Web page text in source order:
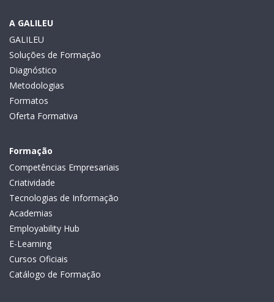
A GALILEU
GALILEU
Soluções de Formação
Diagnóstico
Metodologias
Formatos
Oferta Formativa
Formação
Competências Empresariais
Criatividade
Tecnologias de Informação
Academias
Employability Hub
E-Learning
Cursos Oficiais
Catálogo de Formação